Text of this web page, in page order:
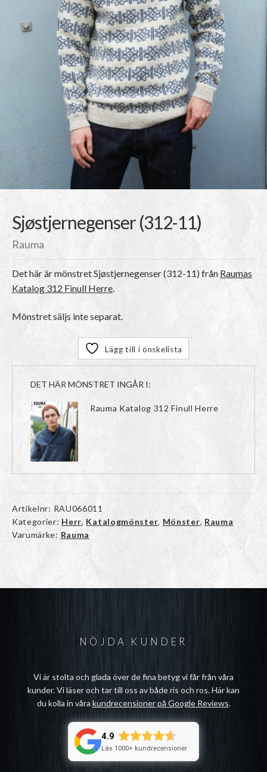
Sjøstjernegenser (312-11)
Rauma
Det här är mönstretSjøstjernegenser (312-11) från Raumas
Katalog 312 Finull Herre.
Mönstret säljs inte separat.
Lägg till i önskelista
DET HÄR MÖNSTRET INGÅR I:
Rauma Katalog 312 Finull Herre
Artikelnr: RAU066011
Kategorier: Herr, Katalogmönster, Mönster, Rauma
Varumärke: Rauma
NÖJDA KUNDER
Vi är stolta och glada över de fina betyg vi får från våra
kunder. Vi läser och tar till oss av både ris och ros. Här kan
du kolla in våra kundrecensioner på Google Reviews.
4.9
Läs 1000+ kundrecensioner